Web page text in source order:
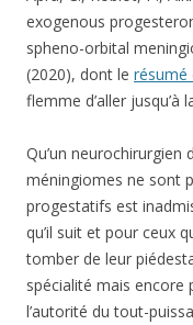
exogenous
spheno-orbital
(2020), dont le résumé
flemme d’aller jusqu’à
Qu’un neurochirurgien
méningiomes ne sont
progestatifs est
qu’il suit et pour ceux
tomber de leur
spécialité mais encore
l’autorité du tout-